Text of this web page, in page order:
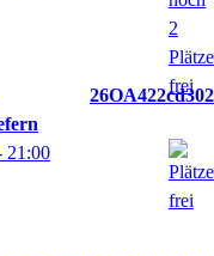
26OA422cd302
21:00